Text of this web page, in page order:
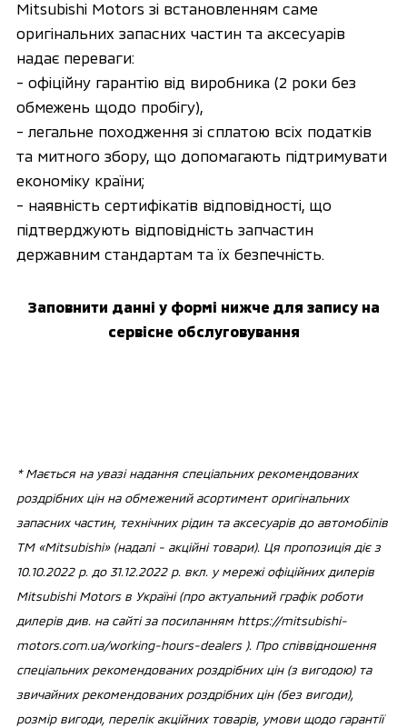
Mitsubishi Motors зі встановленням саме
оригінальних запасних частин та аксесуарів
надає переваги:
- офіційну гарантію від виробника (2 роки без
обмежень щодо пробігу),
- легальне походження зі сплатою всіх податків
та митного збору, що допомагають підтримувати
економіку країни;
- наявність сертифікатів відповідності, що
підтверджують відповідність запчастин
державним стандартам та їх безпечність.
Заповнити данні у формі нижче для запису на
сервісне обслуговування
* Мається на увазі надання спеціальних рекомендованих
роздрібних цін на обмежений асортимент оригінальних
запасних частин, технічних рідин та аксесуарів до автомобілів
ТМ «Mitsubishi» (надалі - акційні товари). Ця пропозиція діє з
10.10.2022 р. до 31.12.2022 р. вкл. у мережі офіційних дилерів
Mitsubishi Motors в Україні (про актуальний графік роботи
дилерів див. на сайті за посиланням https://mitsubishi-
motors.com.ua/working-hours-dealers ). Про співвідношення
спеціальних рекомендованих роздрібних цін (з вигодою) та
звичайних рекомендованих роздрібних цін (без вигоди),
розмір вигоди, перелік акційних товарів, умови щодо гарантії